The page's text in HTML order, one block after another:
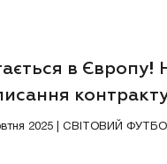
в Європу!
контракту
2025 | СВІТОВИЙ